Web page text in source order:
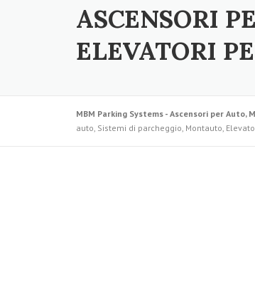
ASCENSORI
ELEVATORI
MBM Parking Systems - Ascensori per
auto, Sistemi di parcheggio, Montauto,